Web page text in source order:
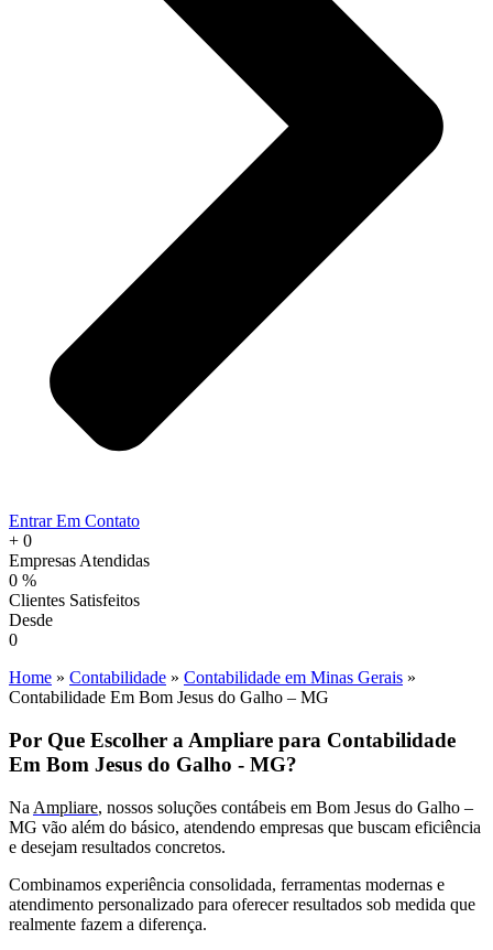
Entrar Em Contato
+ 0
Empresas Atendidas
0 %
Clientes Satisfeitos
Desde
0
Home » Contabilidade » Contabilidade em Minas Gerais »
Contabilidade Em Bom Jesus do Galho – MG
Por Que Escolher a Ampliare para Contabilidade
Em Bom Jesus do Galho - MG?
Na Ampliare, nossos soluções contábeis em Bom Jesus do Galho –
MG vão além do básico, atendendo empresas que buscam eficiência
e desejam resultados concretos.
Combinamos experiência consolidada, ferramentas modernas e
atendimento personalizado para oferecer resultados sob medida que
realmente fazem a diferença.